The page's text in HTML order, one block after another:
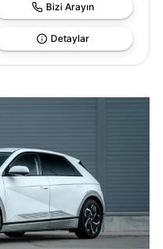
Bizi Arayın
Detaylar